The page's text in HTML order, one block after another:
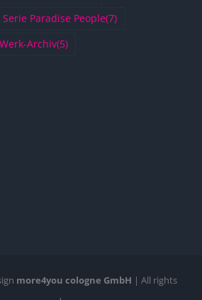
Serie Paradise People(7)
Werk-Archiv(5)
more4you cologne GmbH | All rights